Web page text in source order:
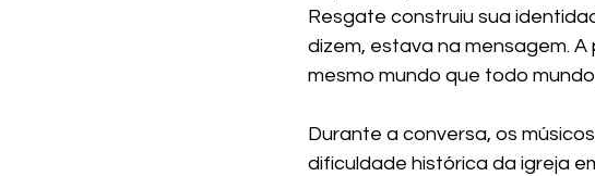
Resgate construiu sua
dizem, estava na mensagem.
mesmo mundo que todo
Durante a conversa, os
dificuldade histórica da igreja